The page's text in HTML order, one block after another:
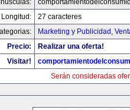
Longitud:
27 caracteres
Marketing y Publicidad ,
Precio:
Realizar una oferta!
Visitar!
Serán consideradas